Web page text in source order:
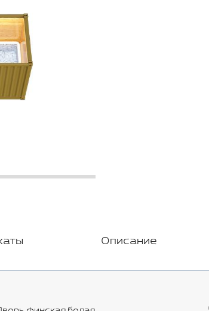
Описание